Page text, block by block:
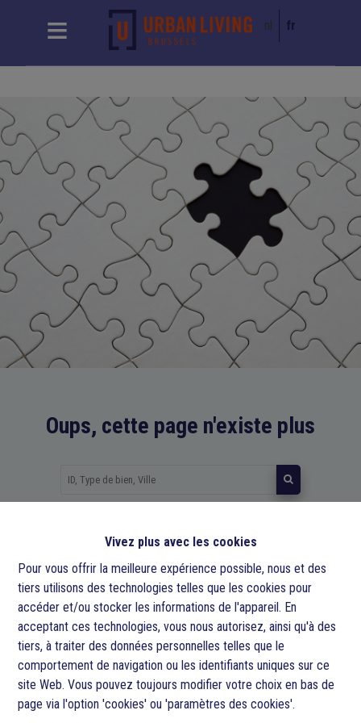
Vivez plus avec les cookies
Pour vous offrir la meilleure expérience possible, nous et des
tiers utilisons des technologies telles que les cookies pour
accéder et/ou stocker les informations de l'appareil. En
acceptant ces technologies, vous nous autorisez, ainsi qu'à des
tiers, à traiter des données personnelles telles que le
comportement de navigation ou les identifiants uniques sur ce
site Web. Vous pouvez toujours modifier votre choix en bas de
page via l'option 'cookies' ou 'paramètres des cookies'.
nl fr
Oups, cette page n'existe plus
Urban Living
Arduinkaai 30